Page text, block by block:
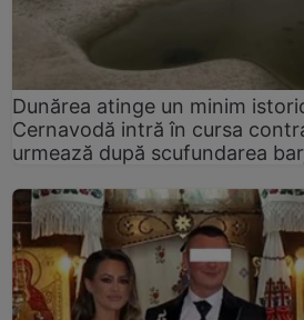
Dunărea atinge un minim
Cernavodă intră în cursa
urmează după scufundarea